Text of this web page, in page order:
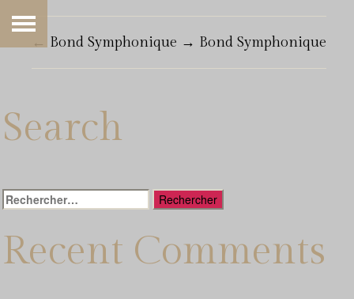
← Bond Symphonique → Bond Symphonique
Search
Rechercher :
Recent Comments